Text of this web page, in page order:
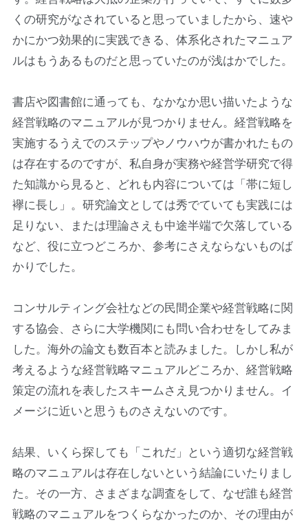
くの研究がなされていると思っていましたから、速や
かにかつ効果的に実践できる、体系化されたマニュア
ルはもうあるものだと思っていたのが浅はかでした。
書店や図書館に通っても、なかなか思い描いたような
経営戦略のマニュアルが見つかりません。経営戦略を
実施するうえでのステップやノウハウが書かれたもの
は存在するのですが、私自身が実務や経営学研究で得
た知識から見ると、どれも内容については「帯に短し
襷に長し」。研究論文としては秀でていても実践には
足りない、または理論さえも中途半端で欠落している
など、役に立つどころか、参考にさえならないものば
かりでした。
コンサルティング会社などの民間企業や経営戦略に関
する協会、さらに大学機関にも問い合わせをしてみま
した。海外の論文も数百本と読みました。しかし私が
考えるような経営戦略マニュアルどころか、経営戦略
策定の流れを表したスキームさえ見つかりません。イ
メージに近いと思うものさえないのです。
結果、いくら探しても「これだ」という適切な経営戦
略のマニュアルは存在しないという結論にいたりまし
た。その一方、さまざまな調査をして、なぜ誰も経営
戦略のマニュアルをつくらなかったのか、その理由が